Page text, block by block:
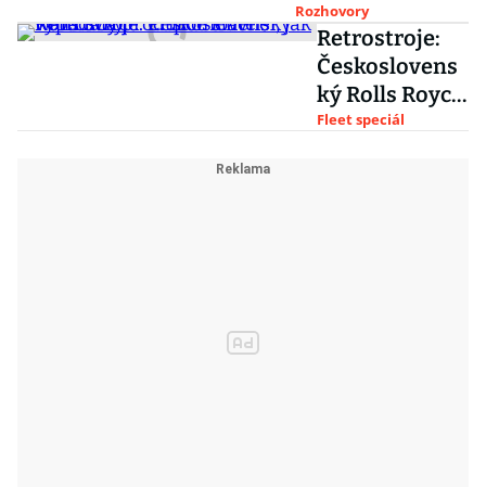
primátorka
Adriana
Krnáčová
Rozhovory
Retrostroje:
Českoslovens
ký Rolls Royce.
Připomeňte si,
Fleet speciál